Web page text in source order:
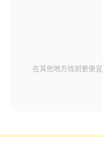
在其他地方找到更便